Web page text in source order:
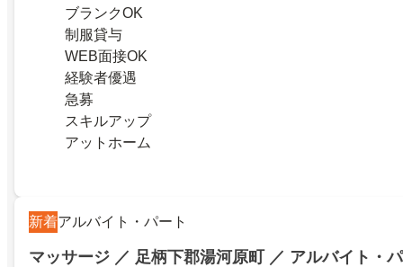
ブランクOK
制服貸与
WEB面接OK
経験者優遇
急募
スキルアップ
アットホーム
新着アルバイト・パート
マッサージ ／ 足柄下郡湯河原町 ／ アルバイト・